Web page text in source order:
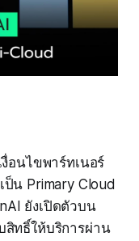
อนไขพาร์ทเนอร์
น Primary Cloud
ยังเปิดตัวบน
สิทธิ์ให้บริการผ่าน